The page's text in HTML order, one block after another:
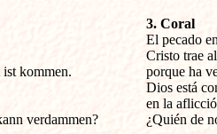
kommen.
verdammen?
3. Coral
El pecado
Cristo trae
porque ha
Dios está
en la
¿Quién de